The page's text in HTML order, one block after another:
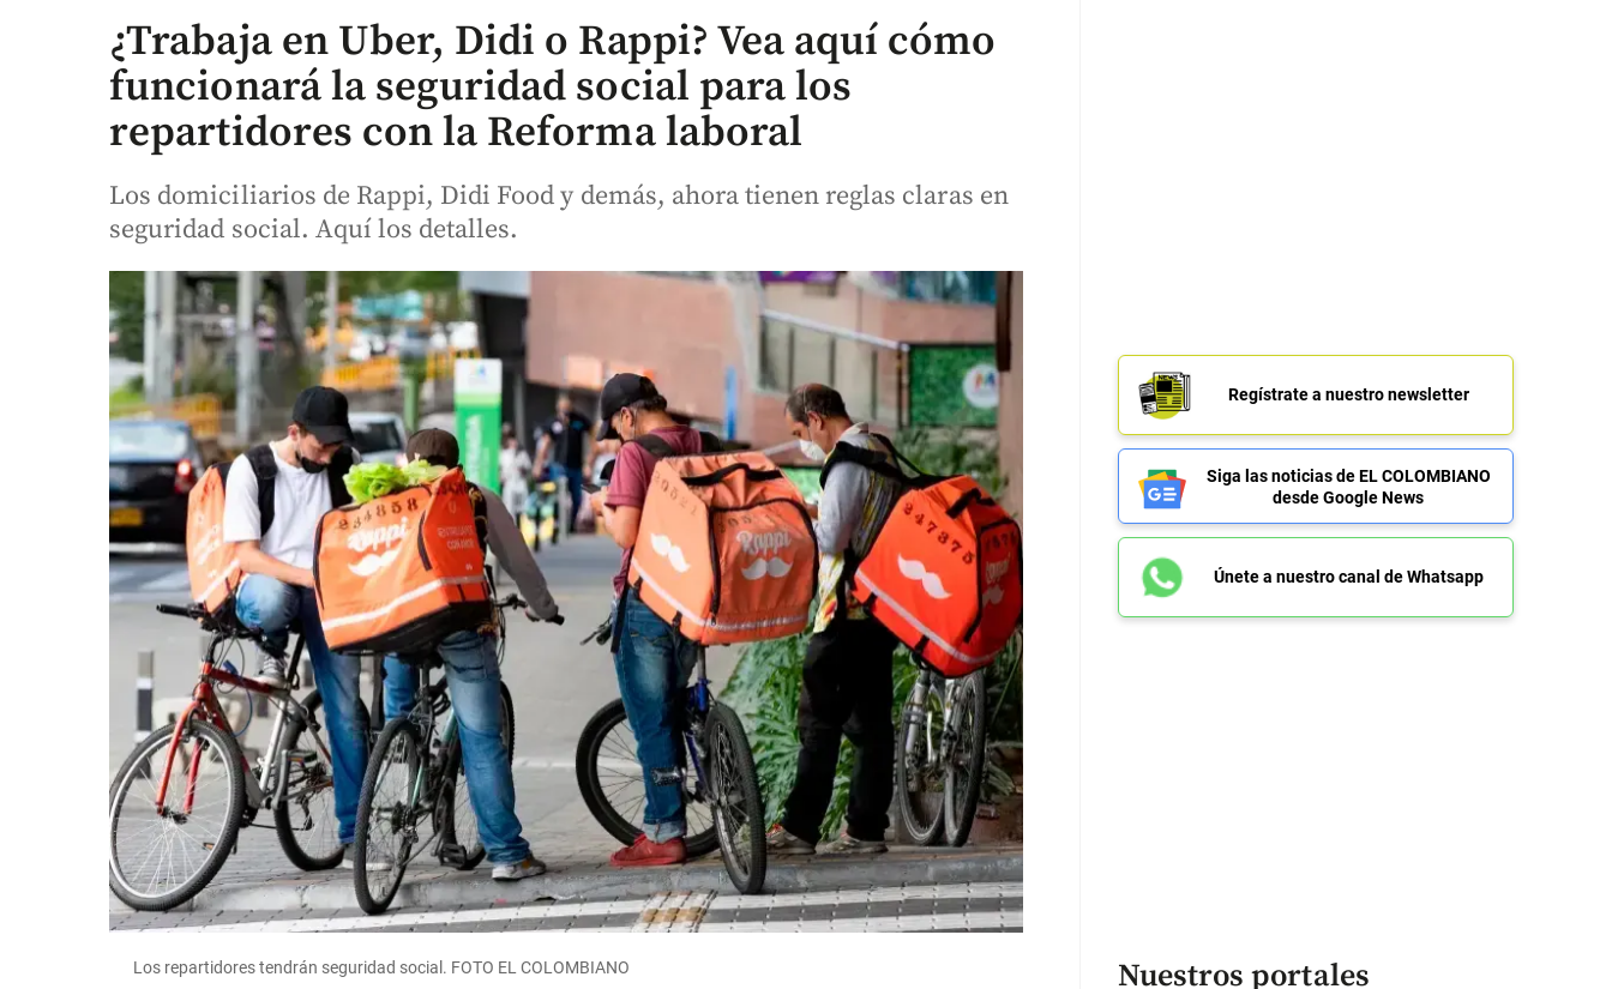
¿Trabaja en Uber, Didi o Rappi? Vea aquí cómo
funcionará la seguridad social para los
repartidores con la Reforma laboral
Los domiciliarios de Rappi, Didi Food y demás, ahora tienen reglas claras en
seguridad social. Aquí los detalles.
Los repartidores tendrán seguridad social. FOTO EL COLOMBIANO
Regístrate a nuestro newsletter
Siga las noticias de EL COLOMBIANO
desde Google News
Únete a nuestro canal de Whatsapp
Nuestros portales